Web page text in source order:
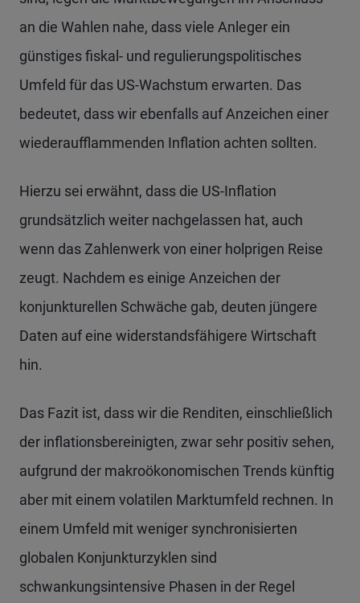
an die Wahlen nahe, dass viele Anleger ein
günstiges fiskal- und regulierungspolitisches
Umfeld für das US-Wachstum erwarten. Das
bedeutet, dass wir ebenfalls auf Anzeichen einer
wiederaufflammenden Inflation achten sollten.
Hierzu sei erwähnt, dass die US-Inflation
grundsätzlich weiter nachgelassen hat, auch
wenn das Zahlenwerk von einer holprigen Reise
zeugt. Nachdem es einige Anzeichen der
konjunkturellen Schwäche gab, deuten jüngere
Daten auf eine widerstandsfähigere Wirtschaft
hin.
Das Fazit ist, dass wir die Renditen, einschließlich
der inflationsbereinigten, zwar sehr positiv sehen,
aufgrund der makroökonomischen Trends künftig
aber mit einem volatilen Marktumfeld rechnen. In
einem Umfeld mit weniger synchronisierten
globalen Konjunkturzyklen sind
schwankungsintensive Phasen in der Regel